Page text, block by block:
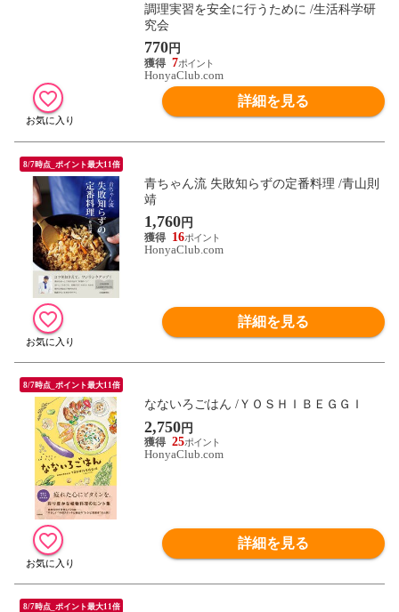
調理実習を安全に行うために /生活科学研
究会
770円
7
HonyaClub.com
詳細を見る
8/7時点_ポイント最大11倍
青ちゃん流 失敗知らずの定番料理 /青山則
靖
1,760円
16
HonyaClub.com
詳細を見る
8/7時点_ポイント最大11倍
なないろごはん /ＹＯＳＨＩＢＥＧＧＩ
2,750円
25
HonyaClub.com
詳細を見る
8/7時点_ポイント最大11倍